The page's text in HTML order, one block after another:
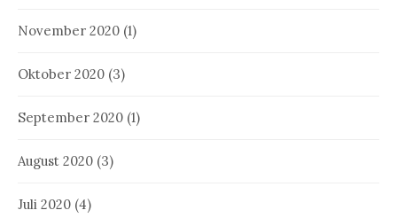
November 2020 (1)
Oktober 2020 (3)
September 2020 (1)
August 2020 (3)
Juli 2020 (4)